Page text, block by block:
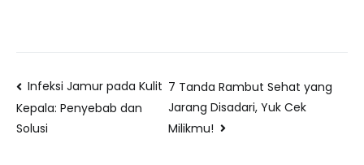
Infeksi Jamur pada Kulit
Kepala: Penyebab dan
Solusi
7 Tanda Rambut Sehat yang
Jarang Disadari, Yuk Cek
Milikmu!